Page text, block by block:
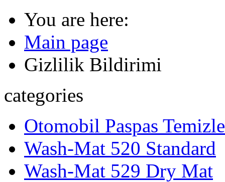
You are here:
Main page
Gizlilik Bildirimi
categories
Otomobil Paspas
Wash-Mat 520 Standard
Wash-Mat 529 Dry Mat